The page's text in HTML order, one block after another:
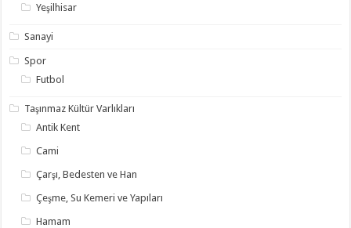
Yeşilhisar
Sanayi
Spor
Futbol
Taşınmaz Kültür Varlıkları
Antik Kent
Cami
Çarşı, Bedesten ve Han
Çeşme, Su Kemeri ve Yapıları
Hamam